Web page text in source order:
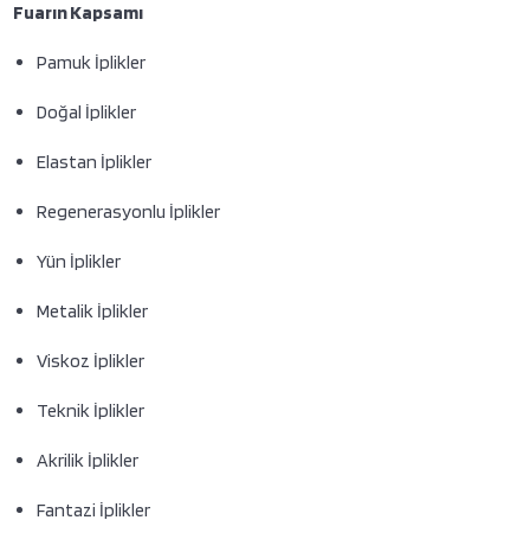
Fuarın Kapsamı
Pamuk İplikler
Doğal İplikler
Elastan İplikler
Regenerasyonlu İplikler
Yün İplikler
Metalik İplikler
Viskoz İplikler
Teknik İplikler
Akrilik İplikler
Fantazi İplikler